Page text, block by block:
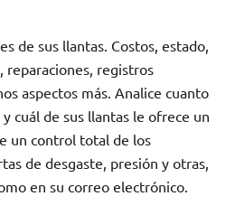
de sus llantas. Costos, estado,
reparaciones, registros
aspectos más. Analice cuanto
cuál de sus llantas le ofrece un
un control total de los
de desgaste, presión y otras,
en su correo electrónico.